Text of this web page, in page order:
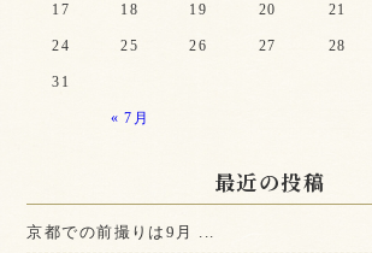
« 7月
17 18 19 20 21
24 25 26 27 28
31
最近の投稿
京都での前撮りは9月 ...